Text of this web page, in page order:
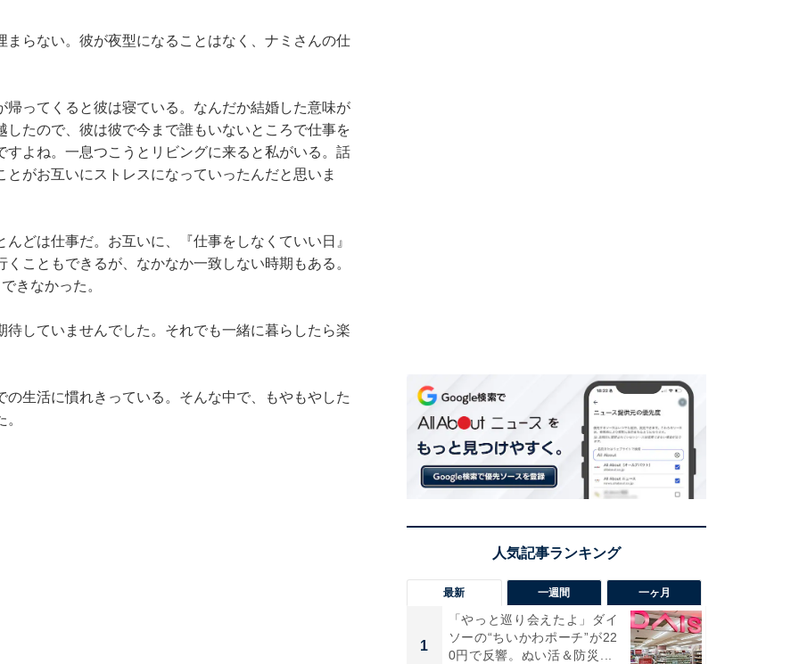
らない。彼が夜型になることはなく、ナミさんの仕
帰ってくると彼は寝ている。なんだか結婚した意味が
たので、彼は彼で今まで誰もいないところで仕事を
よね。一息つこうとリビングに来ると私がいる。話
がお互いにストレスになっていったんだと思いま
どは仕事だ。お互いに、『仕事をしなくていい日』
こともできるが、なかなか一致しない時期もある。
きなかった。
待していませんでした。それでも一緒に暮らしたら楽
生活に慣れきっている。そんな中で、もやもやした
最新 一週間 一ヶ月
1
「やっと巡り会えたよ」ダイ
ソーの“ちいかわポーチ”が22
0円で反響。ぬい活＆防災...